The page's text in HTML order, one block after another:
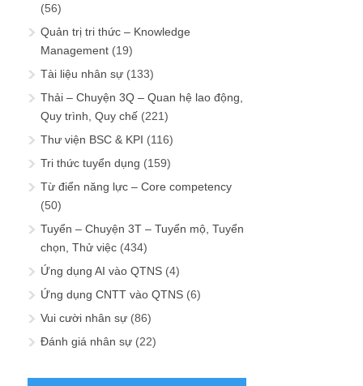
(56)
Quản trị tri thức – Knowledge
Management (19)
Tài liệu nhân sự (133)
Thải – Chuyện 3Q – Quan hệ lao động,
Quy trình, Quy chế (221)
Thư viện BSC & KPI (116)
Tri thức tuyển dụng (159)
Từ điển năng lực – Core competency
(50)
Tuyển – Chuyện 3T – Tuyển mộ, Tuyển
chọn, Thử việc (434)
Ứng dụng AI vào QTNS (4)
Ứng dụng CNTT vào QTNS (6)
Vui cười nhân sự (86)
Đánh giá nhân sự (22)